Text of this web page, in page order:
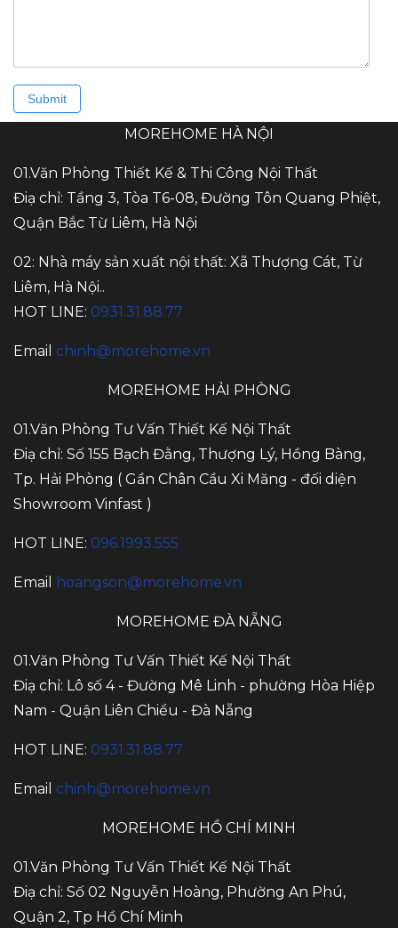
MOREHOME HÀ NỘI
01.Văn Phòng Thiết Kế & Thi Công Nội Thất
Điạ chỉ: Tầng 3, Tòa T6-08, Đường Tôn Quang Phiệt,
Quận Bắc Từ Liêm, Hà Nội
02: Nhà máy sản xuất nội thất: Xã Thượng Cát, Từ
Liêm, Hà Nội..
HOT LINE: 0931.31.88.77
Email chinh@morehome.vn
MOREHOME HẢI PHÒNG
01.Văn Phòng Tư Vấn Thiết Kế Nội Thất
Điạ chỉ: Số 155 Bạch Đằng, Thượng Lý, Hồng Bàng,
Tp. Hải Phòng ( Gần Chân Cầu Xi Măng - đối diện
Showroom Vinfast )
HOT LINE: 096.1993.555
Email hoangson@morehome.vn
MOREHOME ĐÀ NẴNG
01.Văn Phòng Tư Vấn Thiết Kế Nội Thất
Điạ chỉ: Lô số 4 - Đường Mê Linh - phường Hòa Hiệp
Nam - Quận Liên Chiểu - Đà Nẵng
HOT LINE: 0931.31.88.77
Email chinh@morehome.vn
MOREHOME HỒ CHÍ MINH
01.Văn Phòng Tư Vấn Thiết Kế Nội Thất
Điạ chỉ: Số 02 Nguyễn Hoàng, Phường An Phú,
Quận 2, Tp Hồ Chí Minh